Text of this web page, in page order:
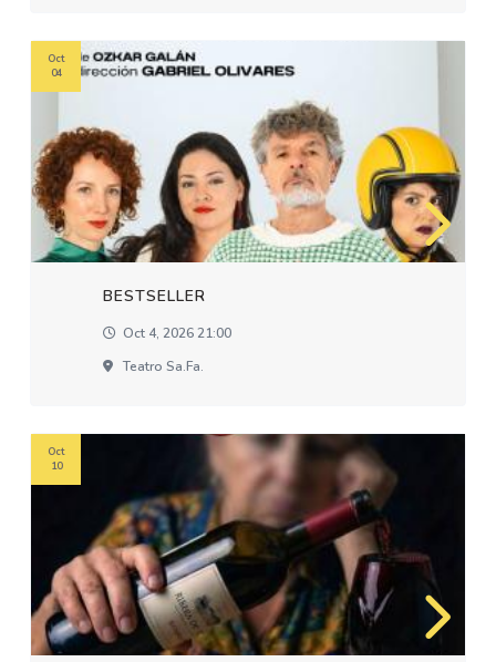
BESTSELLER
Oct 4, 2026 21:00
Teatro Sa.fa.
Oct
04
Oct
10